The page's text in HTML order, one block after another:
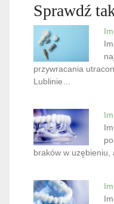
Sprawdź
przywracania
Lublinie…
braków w uzębieniu,